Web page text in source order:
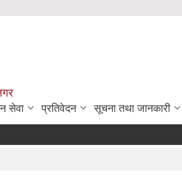
सेवा प्रतिवेदन सूचना तथा जानकारी